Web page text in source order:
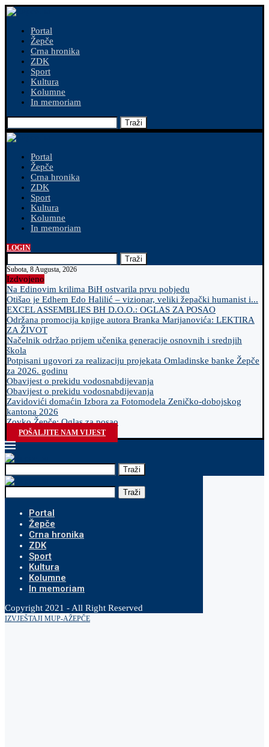
Portal
Žepče
Crna hronika
ZDK
Sport
Kultura
Kolumne
In memoriam
Traži
Portal
Žepče
Crna hronika
ZDK
Sport
Kultura
Kolumne
In memoriam
LOGIN
Traži
Subota, 8 Augusta, 2026
Izdvojeno
Na Edinovim krilima BiH ostvarila prvu pobjedu
Otišao je Edhem Edo Halilić – vizionar, veliki žepački humanist i...
EXCEL ASSEMBLIES BH D.O.O.: OGLAS ZA POSAO
Održana promocija knjige autora Branka Marijanovića: LEKTIRA
ZA ŽIVOT
Načelnik održao prijem učenika generacije osnovnih i srednjih
škola
Potpisani ugovori za realizaciju projekata Omladinske banke Žepče
za 2026. godinu
Obavijest o prekidu vodosnabdijevanja
Obavijest o prekidu vodosnabdijevanja
Zavidovići domaćin Izbora za Fotomodela Zeničko-dobojskog
kantona 2026
Zovko Žepče: Oglas za posao
POŠALJITE NAM VIJEST
Traži
Traži
Portal
Žepče
Crna hronika
ZDK
Sport
Kultura
Kolumne
In memoriam
Copyright 2021 - All Right Reserved
IZVJEŠTAJI MUP-AŽEPČE